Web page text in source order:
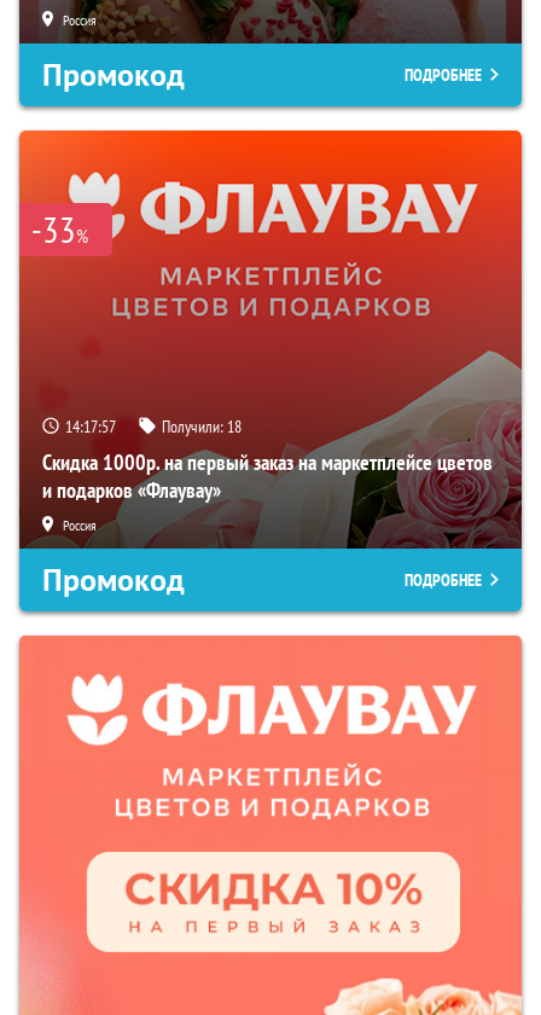
Россия
Промокод ПОДРОБНЕЕ
-33%
14:17:56 Получили: 18
Скидка 1000р. на первый заказ на маркетплейсе цветов
и подарков «Флаувау»
Россия
Промокод ПОДРОБНЕЕ